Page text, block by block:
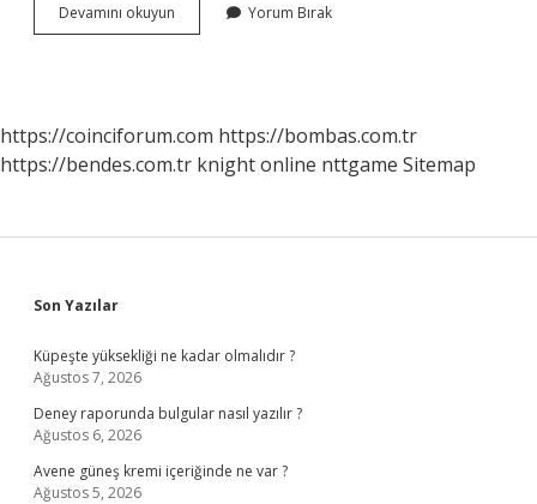
Devamını okuyun Buzullar
Kara
Yorum Bırak
https://coinciforum.com https://bombas.com.tr
https://bendes.com.tr knight online nttgame Sitemap
Sidebar
Son Yazılar
Küpeşte yüksekliği ne kadar olmalıdır ?
Ağustos 7, 2026
Deney raporunda bulgular nasıl yazılır ?
Ağustos 6, 2026
Avene güneş kremi içeriğinde ne var ?
Ağustos 5, 2026